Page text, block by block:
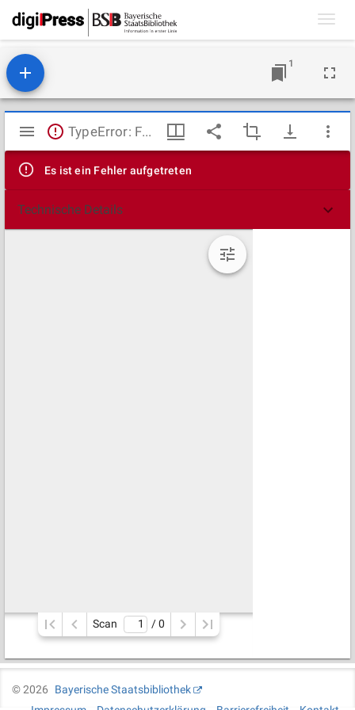
1
Mirador
Viewer
TypeError: Failed to fetch
Es ist ein Fehler aufgetreten
Technische Details
Scan / 0
©2026
Bayerische Staatsbibliothek